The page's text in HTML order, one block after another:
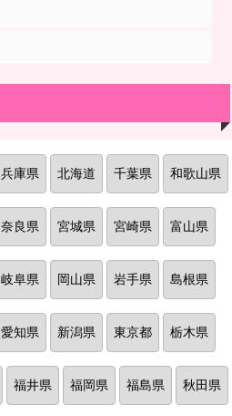
兵庫県 北海道 千葉県 和歌山県
奈良県 宮城県 宮崎県 富山県
岐阜県 岡山県 岩手県 島根県
愛知県 新潟県 東京都 栃木県
福井県 福岡県 福島県 秋田県